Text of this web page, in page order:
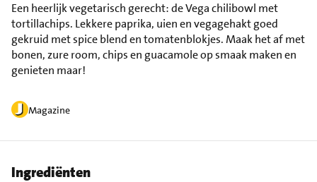
Magazine
Een heerlijk vegetarisch gerecht: de Vega chilibowl met
tortillachips. Lekkere paprika, uien en vegagehakt goed
gekruid met spice blend en tomatenblokjes. Maak het af met
bonen, zure room, chips en guacamole op smaak maken en
genieten maar!
Ingrediënten